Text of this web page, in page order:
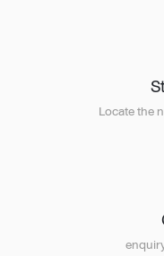
Locate the